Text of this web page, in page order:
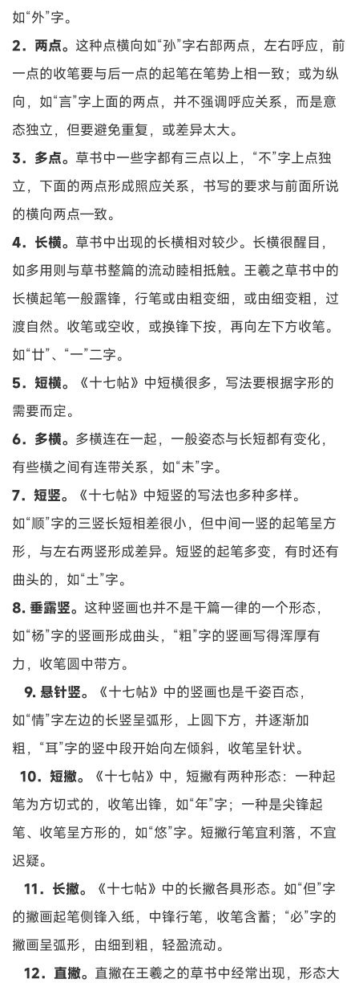
如“外”字。
2．两点。 这种点横向如“孙”字右部两点，左右呼应，前
一点的收笔要与后一点的起笔在笔势上相一致；或为纵
向，如“言”字上面的两点，并不强调呼应关系，而是意
态独立，但要避免重复，或差异太大。
3．多点。 草书中一些字都有三点以上，“不”字上点独
立，下面的两点形成照应关系，书写的要求与前面所说
的横向两点—致。
4．长横。 草书中出现的长横相对较少。长横很醒目，
如多用则与草书整篇的流动睦相抵触。王羲之草书中的
长横起笔一般露锋，行笔或由粗变细，或由细变粗，过
渡自然。收笔或空收，或换锋下按，再向左下方收笔。
如“廿”、“一”二字。
5．短横。
《十七帖》中短横很多，写法要根据字形的
需要而定。
6．多横。 多横连在一起，一般姿态与长短都有变化，
有些横之间有连带关系，如“未”字。
7．短竖。
《十七帖》中短竖的写法也多种多样。
如“顺”字的三竖长短相差很小，但中间一竖的起笔呈方
形，与左右两竖形成差异。短竖的起笔多变，有时还有
曲头的，如“土”字。
8. 垂露竖。 这种竖画也并不是干篇一律的一个形态，
如“杨”字的竖画形成曲头，“粗”字的竖画写得浑厚有
力，收笔圆中带方。
9. 悬针竖。
《十七帖》中的竖画也是千姿百态，
如“情”字左边的长竖呈弧形，上圆下方，并逐渐加
粗，“耳”字的竖中段开始向左倾斜，收笔呈针状。
10．短撇。
《十七帖》中，短撇有两种形态：一种起
笔为方切式的，收笔出锋，如“年”字；一种是尖锋起
笔、收笔呈方形的，如“悠”字。短撇行笔宜利落，不宜
迟疑。
11．长撇。
《十七帖》中的长撇各具形态。如“但”字
的撇画起笔侧锋入纸，中锋行笔，收笔含蓄；“必”字的
撇画呈弧形，由细到粗，轻盈流动。
12．直撇。 直撇在王羲之的草书中经常出现，形态大